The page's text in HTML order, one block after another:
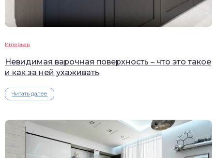
Интерьер
Невидимая варочная поверхность – что это такое
и как за ней ухаживать
Читать далее